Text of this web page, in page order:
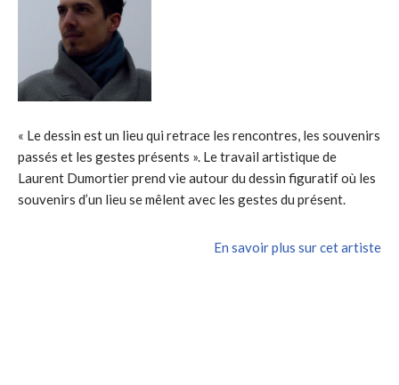
« Le dessin est un lieu qui retrace les rencontres, les souvenirs
passés et les gestes présents ». Le travail artistique de
Laurent Dumortier prend vie autour du dessin figuratif où les
souvenirs d’un lieu se mêlent avec les gestes du présent.
En savoir plus sur cet artiste